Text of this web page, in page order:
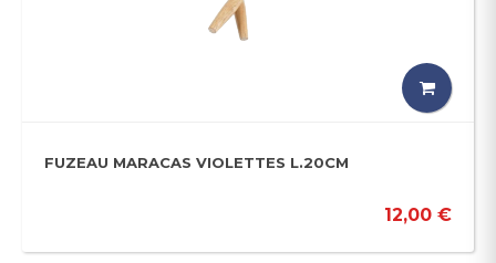
FUZEAU MARACAS VIOLETTES L.20CM
12,00 €